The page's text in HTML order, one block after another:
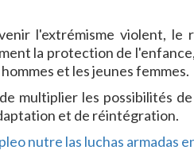
l'extrémisme violent, le
la protection de
et les jeunes femmes.
multiplier les possibilités
et de réintégration.
nutre las luchas armadas